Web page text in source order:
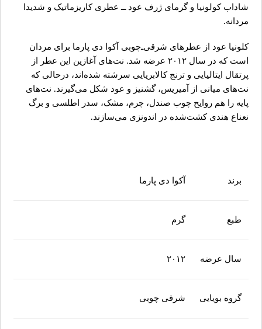
شاداب کولونیا و گرمای ژرف عود ــ‌ عطری کاریزماتیک و شدیدا
مردانه.
کلونیا عود از عطرهای شرقی‌ـ‌چوبی آکوا دی پارما برای مردان
است که در سال ۲۰۱۲ عرضه شد. نت‌های آغازین این عطر از
پرتقال ایتالیایی و ترنج کالابریایی سرشته شده‌اند، درحالی که
نت‌های میانی از آمیریس، گشنیز و عود شکل می‌گیرند. نت‌های
پایه را هم روایح چوب صندل، چرم، مشک، سدر اطلسی و برگ
نعناع هندی کشت‌شده در اندونزی می‌سازند.
برند آکوا دی پارما
طبع گرم
سال عرضه ۲۰۱۲
گروه بویایی شرقی چوبی